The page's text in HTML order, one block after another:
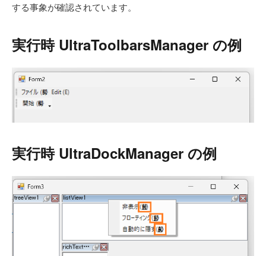
する事象が確認されています。
実行時 UltraToolbarsManager の例
実行時 UltraDockManager の例